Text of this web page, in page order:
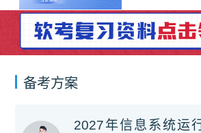
备考方案
2027年信息系统运